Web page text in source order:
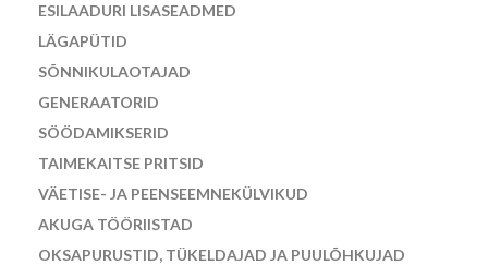
ESILAADURI LISASEADMED
LÄGAPÜTID
SÕNNIKULAOTAJAD
GENERAATORID
SÖÖDAMIKSERID
TAIMEKAITSE PRITSID
VÄETISE- JA PEENSEEMNEKÜLVIKUD
AKUGA TÖÖRIISTAD
OKSAPURUSTID, TÜKELDAJAD JA PUULÕHKUJAD